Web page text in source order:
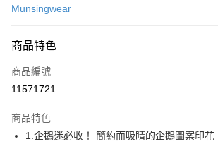
LINE Pay
Apple Pay
悠遊付
Munsingwear
商品特色
商品編號
11571721
商品特色
1.企鵝迷必收！ 簡約而吸睛的企鵝圖案印